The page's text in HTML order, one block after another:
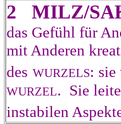
2 MILZ/
das Gefühl für
mit Anderen
des WURZELS: sie
WURZEL. Sie
instabilen